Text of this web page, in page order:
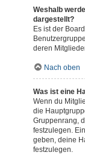
Weshalb
dargestellt?
Es ist der
deren
Nach oben
Was ist eine
Wenn du
die
Gruppenrang,
festzulegen.
geben, deine
festzulegen.